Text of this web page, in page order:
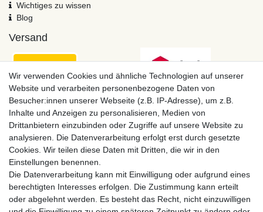
Wichtiges zu wissen
Blog
Versand
Zahlungsmöglichkeiten
Wir verwenden Cookies und ähnliche Technologien auf unserer
Website und verarbeiten personenbezogene Daten von
Besucher:innen unserer Webseite (z.B. IP-Adresse), um z.B.
Inhalte und Anzeigen zu personalisieren, Medien von
Drittanbietern einzubinden oder Zugriffe auf unsere Website zu
analysieren. Die Datenverarbeitung erfolgt erst durch gesetzte
Cookies. Wir teilen diese Daten mit Dritten, die wir in den
Einstellungen benennen.
Die Datenverarbeitung kann mit Einwilligung oder aufgrund eines
berechtigten Interesses erfolgen. Die Zustimmung kann erteilt
oder abgelehnt werden. Es besteht das Recht, nicht einzuwilligen